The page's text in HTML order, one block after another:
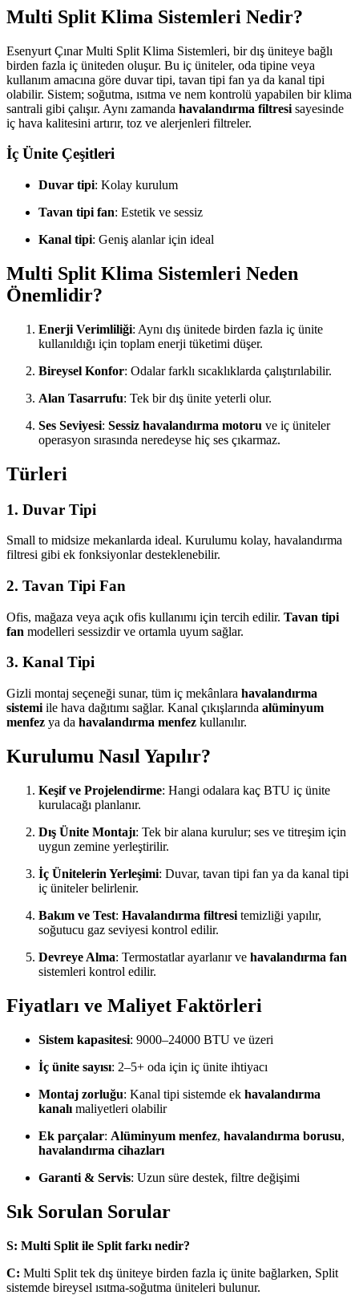
Multi Split Klima Sistemleri Nedir?
Esenyurt Çınar Multi Split Klima Sistemleri, bir dış üniteye bağlı
birden fazla iç üniteden oluşur. Bu iç üniteler, oda tipine veya
kullanım amacına göre duvar tipi, tavan tipi fan ya da kanal tipi
olabilir. Sistem; soğutma, ısıtma ve nem kontrolü yapabilen bir klima
santrali gibi çalışır. Aynı zamanda havalandırma filtresi sayesinde
iç hava kalitesini artırır, toz ve alerjenleri filtreler.
İç Ünite Çeşitleri
Duvar tipi: Kolay kurulum
Tavan tipi fan: Estetik ve sessiz
Kanal tipi: Geniş alanlar için ideal
Multi Split Klima Sistemleri Neden
Önemlidir?
Enerji Verimliliği: Aynı dış ünitede birden fazla iç ünite
kullanıldığı için toplam enerji tüketimi düşer.
Bireysel Konfor: Odalar farklı sıcaklıklarda çalıştırılabilir.
Alan Tasarrufu: Tek bir dış ünite yeterli olur.
Ses Seviyesi: Sessiz havalandırma motoru ve iç üniteler
operasyon sırasında neredeyse hiç ses çıkarmaz.
Türleri
1. Duvar Tipi
Small to midsize mekanlarda ideal. Kurulumu kolay, havalandırma
filtresi gibi ek fonksiyonlar desteklenebilir.
2. Tavan Tipi Fan
Ofis, mağaza veya açık ofis kullanımı için tercih edilir. Tavan tipi
fan modelleri sessizdir ve ortamla uyum sağlar.
3. Kanal Tipi
Gizli montaj seçeneği sunar, tüm iç mekânlara havalandırma
sistemi ile hava dağıtımı sağlar. Kanal çıkışlarında alüminyum
menfez ya da havalandırma menfez kullanılır.
Kurulumu Nasıl Yapılır?
Keşif ve Projelendirme: Hangi odalara kaç BTU iç ünite
kurulacağı planlanır.
Dış Ünite Montajı: Tek bir alana kurulur; ses ve titreşim için
uygun zemine yerleştirilir.
İç Ünitelerin Yerleşimi: Duvar, tavan tipi fan ya da kanal tipi
iç üniteler belirlenir.
Bakım ve Test: Havalandırma filtresi temizliği yapılır,
soğutucu gaz seviyesi kontrol edilir.
Devreye Alma: Termostatlar ayarlanır ve havalandırma fan
sistemleri kontrol edilir.
Fiyatları ve Maliyet Faktörleri
Sistem kapasitesi: 9000–24000 BTU ve üzeri
İç ünite sayısı: 2–5+ oda için iç ünite ihtiyacı
Montaj zorluğu: Kanal tipi sistemde ek havalandırma
kanalı maliyetleri olabilir
Ek parçalar: Alüminyum menfez, havalandırma borusu,
havalandırma cihazları
Garanti & Servis: Uzun süre destek, filtre değişimi
Sık Sorulan Sorular
S: Multi Split ile Split farkı nedir?
C: Multi Split tek dış üniteye birden fazla iç ünite bağlarken, Split
sistemde bireysel ısıtma-soğutma üniteleri bulunur.